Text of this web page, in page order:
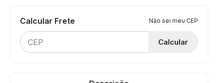
Calcular Frete Não sei meu CEP
Calcular